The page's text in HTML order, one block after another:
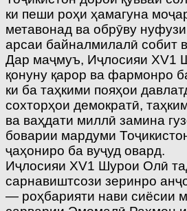
ки пеши роҳи ҳамагуна
метавонад ва обрӯву
арсаи байналмилалӣ собит
Дар маҷмуъ, Иҷлосияи XV1
қонуну қарор ва фармонро
ки ба таҳкими пояҳои
сохторҳои демократӣ,
ва ваҳдати миллӣ замина
боварии мардуми
ҷаҳониро ба вуҷуд овард.
Иҷлосияи XV1 Шурои Олӣ
сарнавиштсози зеринро
— роҳбарияти нави сиёсии